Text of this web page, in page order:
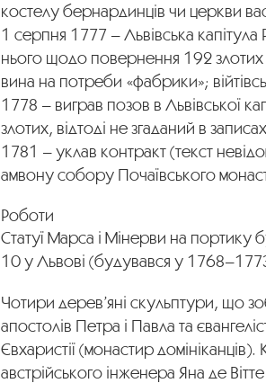
костелу бернардинців чи церкви
1 серпня 1777 – Львівська
нього щодо повернення 192 злотих
вина на потреби «фабрики»;
1778 – виграв позов в Львівської
злотих, відтоді не згаданий в
1781 – уклав контракт (текст
амвону собору Почаївського
Роботи
Статуї Марса і Мінерви на портику
10 у Львові (будувався у
Чотири дерев’яні скульптури, що
апостолів Петра і Павла та
Євхаристії (монастир
австрійського інженера Яна де